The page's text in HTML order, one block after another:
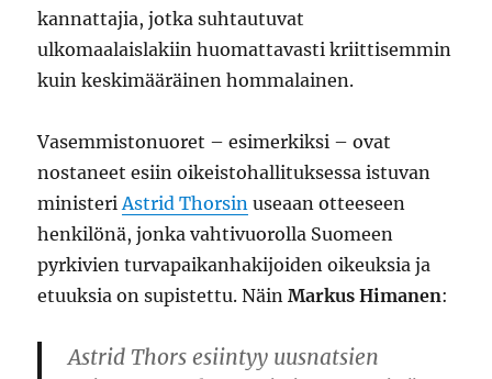
kannattajia, jotka suhtautuvat
ulkomaalaislakiin huomattavasti kriittisemmin
kuin keskimääräinen hommalainen.
Vasemmistonuoret – esimerkiksi – ovat
nostaneet esiin oikeistohallituksessa istuvan
ministeriAstrid Thorsin useaan otteeseen
henkilönä, jonka vahtivuorolla Suomeen
pyrkivien turvapaikanhakijoiden oikeuksia ja
etuuksia on supistettu. NäinMarkus Himanen:
Astrid Thors esiintyy uusnatsien